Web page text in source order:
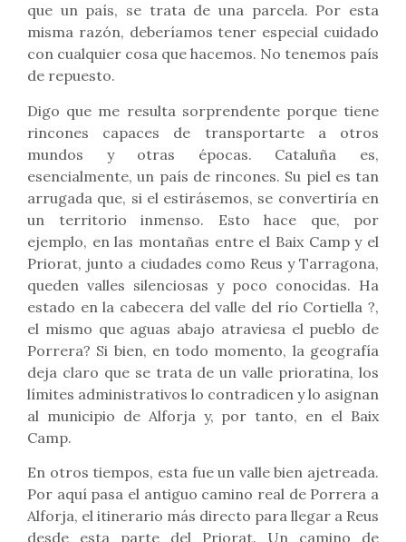
que un país, se trata de una parcela. Por esta
misma razón, deberíamos tener especial cuidado
con cualquier cosa que hacemos. No tenemos país
de repuesto.
Digo que me resulta sorprendente porque tiene
rincones capaces de transportarte a otros
mundos y otras épocas. Cataluña es,
esencialmente, un país de rincones. Su piel es tan
arrugada que, si el estirásemos, se convertiría en
un territorio inmenso. Esto hace que, por
ejemplo, en las montañas entre el Baix Camp y el
Priorat, junto a ciudades como Reus y Tarragona,
queden valles silenciosas y poco conocidas. Ha
estado en la cabecera del valle del río Cortiella ?,
el mismo que aguas abajo atraviesa el pueblo de
Porrera? Si bien, en todo momento, la geografía
deja claro que se trata de un valle prioratina, los
límites administrativos lo contradicen y lo asignan
al municipio de Alforja y, por tanto, en el Baix
Camp.
En otros tiempos, esta fue un valle bien ajetreada.
Por aquí pasa el antiguo camino real de Porrera a
Alforja, el itinerario más directo para llegar a Reus
desde esta parte del Priorat. Un camino de